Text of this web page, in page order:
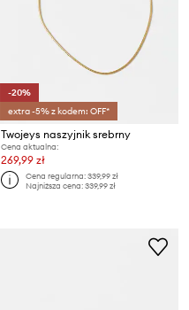
-20%
extra -5% z kodem: OFF*
Twojeys naszyjnik srebrny
Cena aktualna:
269,99 zł
Cena regularna:339,99 zł
Najniższa cena:339,99 zł